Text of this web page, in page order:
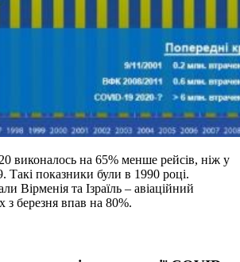
виконалось на 65% менше рейсів, ніж у
Такі показники були в 1990 році.
Вірменія та Ізраїль – авіаційний
з березня впав на 80%.